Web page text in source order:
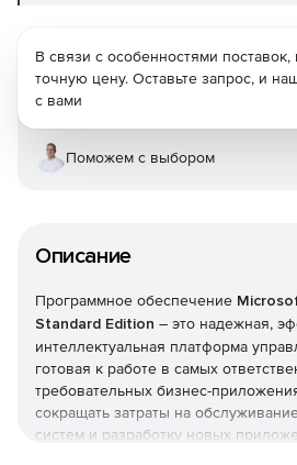
Описание
Программное обеспечение
Standard Edition – это надежная,
интеллектуальная платформа
готовая к работе в самых
требовательных бизнес-
сокращать затраты на
систем и разработку новых
В связи с особенностями
точную цену. Оставьте запрос, и
с вами
Поможем с выбором